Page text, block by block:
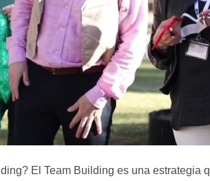
El Team Building es una estrategia